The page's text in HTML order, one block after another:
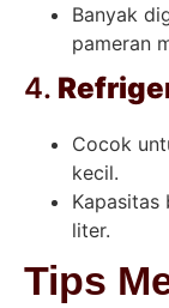
Banyak
pameran
4.
Cocok
kecil.
Kapasitas
liter.
Tips